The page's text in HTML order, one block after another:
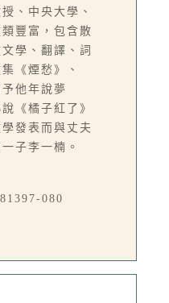
、中央大學、
豐富，包含散
學、翻譯、詞
《煙愁》、
他年說夢
《橘子紅了》
發表而與丈夫
子李一楠。
080